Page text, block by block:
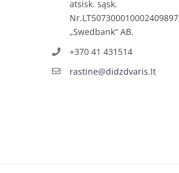
atsisk. sąsk.
Nr.LT507300010002409897
„Swedbank“ AB.
+370 41 431514
rastine@didzdvaris.lt